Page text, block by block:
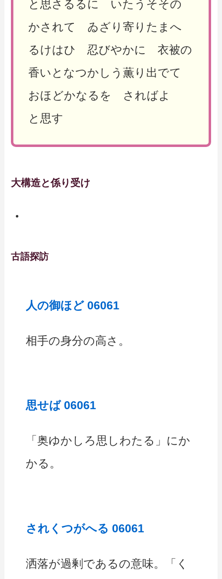
と思さるるに いたうそその
かされて ゐざり寄りたまへ
るけはひ 忍びやかに 衣被の
香いとなつかしう薫り出でて
おほどかなるを さればよ
と思す
大構造と係り受け
古語探訪
人の御ほど 06061
相手の身分の高さ。
思せば 06061
「奥ゆかしろ思しわたる」にか
かる。
されくつがへる 06061
洒落が過剰であるの意味。「く